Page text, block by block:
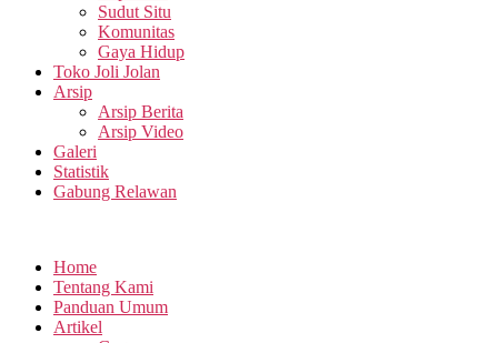
Sudut Situ
Komunitas
Gaya Hidup
Toko Joli Jolan
Arsip
Arsip Berita
Arsip Video
Galeri
Statistik
Gabung Relawan
Home
Tentang Kami
Panduan Umum
Artikel